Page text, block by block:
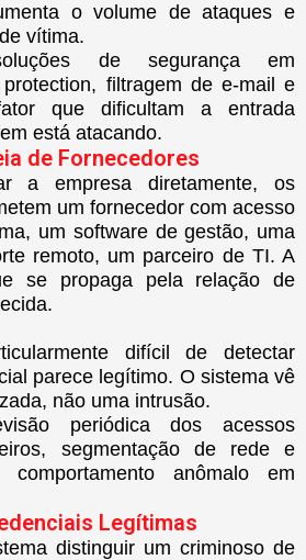
o volume de ataques e
vítima.
de segurança em
filtragem de e-mail e
que dificultam a entrada
está atacando.
de Fornecedores
a empresa diretamente, os
um fornecedor com acesso
um software de gestão, uma
remoto, um parceiro de TI. A
se propaga pela relação de
difícil de detectar
parece legítimo. O sistema vê
não uma intrusão.
periódica dos acessos
segmentação de rede e
comportamento anômalo em
Legítimas
distinguir um criminoso de